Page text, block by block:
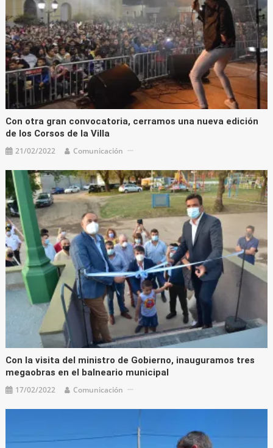
Con otra gran convocatoria, cerramos una nueva edición
de los Corsos de la Villa
21/02/2022 Comunicación
Con la visita del ministro de Gobierno, inauguramos tres
megaobras en el balneario municipal
17/02/2022 Comunicación